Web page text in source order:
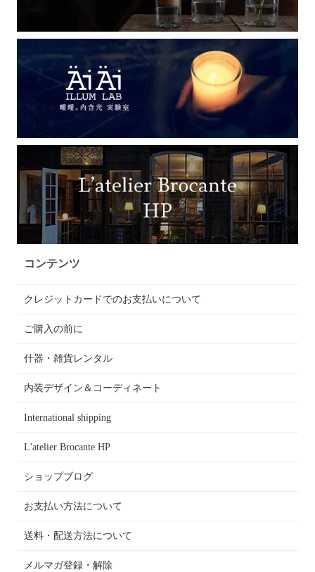
コンテンツ
クレジットカードでのお支払いについて
ご購入の前に
什器・雑貨レンタル
内装デザイン＆コーディネート
International shipping
L'atelier Brocante HP
ショップブログ
お支払い方法について
送料・配送方法について
メルマガ登録・解除